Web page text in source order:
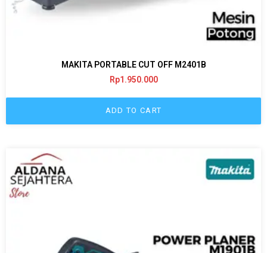
MAKITA PORTABLE CUT OFF M2401B
Rp1.950.000
ADD TO CART